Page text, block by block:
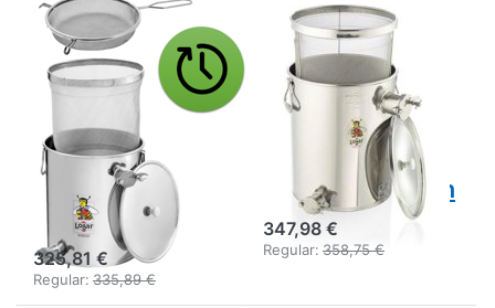
LOGAR – QUALITÄT UND
ZUVERLÄSSIGKEIT FÜR
IMKER
Logar 30 kg
Unterstell-
Siebkanne mit
einem Sieb, das
sich nicht
verstopft
325,81 €
Regular: 335,89 €
LOGAR – QUALITÄT UND
ZUVERLÄSSIGKEIT FÜR
IMKER
Logar
Unterstell-
Siebkanne mit
Feinsieb, 35 kg,
XL Überlaufhahn
347,98 €
Regular: 358,75 €